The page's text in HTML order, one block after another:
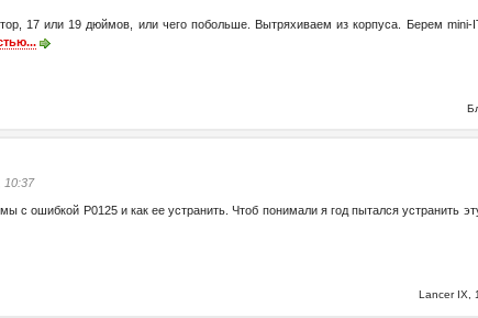
17 или 19 дюймов, или чего побольше. Вытряхиваем из корпуса. Берем
10:37
ошибкой Р0125 и как ее устранить. Чтоб понимали я год пытался устранить
Lancer IX,